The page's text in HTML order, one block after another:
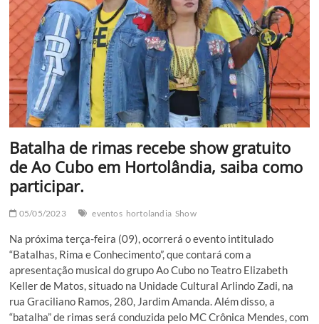
Batalha de rimas recebe show gratuito
de Ao Cubo em Hortolândia, saiba como
participar.
05/05/2023 eventos hortolandia Show
Na próxima terça-feira (09), ocorrerá o evento intitulado
“Batalhas, Rima e Conhecimento”, que contará com a
apresentação musical do grupo Ao Cubo no Teatro Elizabeth
Keller de Matos, situado na Unidade Cultural Arlindo Zadi, na
rua Graciliano Ramos, 280, Jardim Amanda. Além disso, a
“batalha” de rimas será conduzida pelo MC Crônica Mendes, com